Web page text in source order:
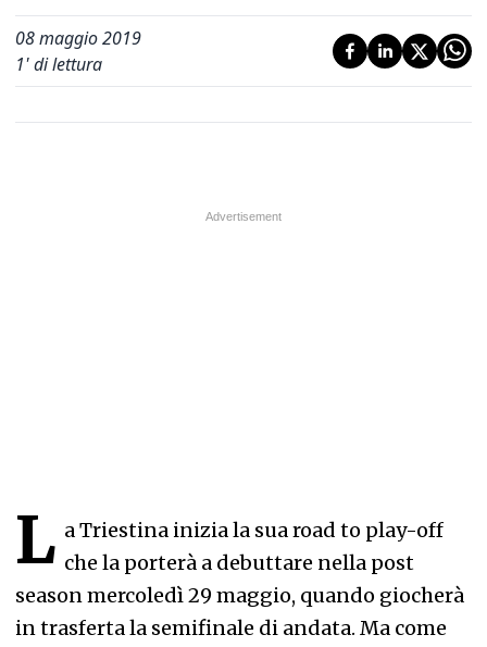
08 maggio 2019
1' di lettura
L a Triestina inizia la sua road to play-off
che la porterà a debuttare nella post
season mercoledì 29 maggio, quando giocherà
in trasferta la semifinale di andata. Ma come